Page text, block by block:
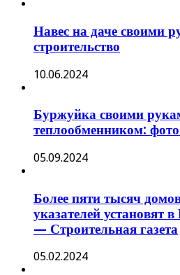
Навес на даче своими
строительство
10.06.2024
Буржуйка своими
теплообменником:
05.09.2024
Более пяти тысяч
указателей установят
— Строительная газета
05.02.2024